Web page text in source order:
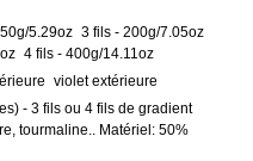
5.29oz 3 fils - 200g/7.05oz
4 fils - 400g/14.11oz
violet extérieure
- 3 fils ou 4 fils de gradient
tourmaline.. Matériel: 50%